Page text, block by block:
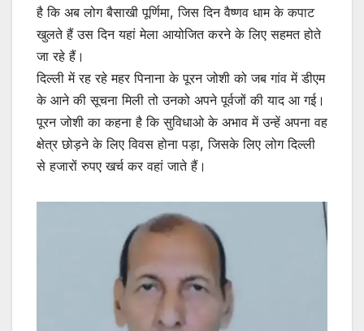
है कि अब लोग बैसाखी पूर्णिमा, जिस दिन वैष्णव धाम के कपाट
खुलते हैं उस दिन यहां मेला आयोजित करने के लिए सहमत होते
जा रहे हैं।
दिल्ली में रह रहे महर पिनाना के पूरन जोशी को जब गांव में डीएम
के आने की सूचना मिली तो उनको अपने पूर्वजों की याद आ गई।
पूरन जोशी का कहना है कि सुविधाओ के अभाव में उन्हें अपना वह
क्षेत्र छोड़ने के लिए विवस होना पड़ा, जिसके लिए लोग दिल्ली
से हजारों रुपए खर्च कर वहां जाते हैं।